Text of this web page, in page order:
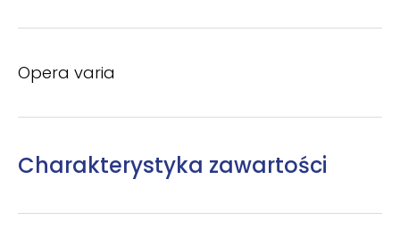
Opera varia
Charakterystyka zawartości